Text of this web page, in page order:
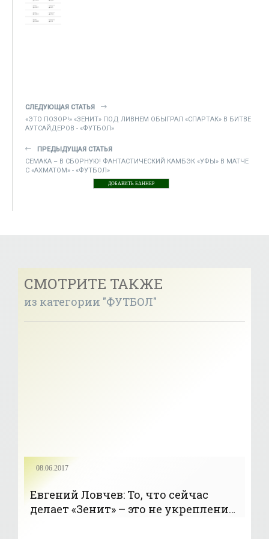
СЛЕДУЮЩАЯ СТАТЬЯ
«ЭТО ПОЗОР!» «ЗЕНИТ» ПОД ЛИВНЕМ ОБЫГРАЛ «СПАРТАК» В БИТВЕ
АУТСАЙДЕРОВ - «ФУТБОЛ»
ПРЕДЫДУЩАЯ СТАТЬЯ
СЕМАКА – В СБОРНУЮ! ФАНТАСТИЧЕСКИЙ КАМБЭК «УФЫ» В МАТЧЕ
С «АХМАТОМ» - «ФУТБОЛ»
ДОБАВИТЬ БАННЕР
СМОТРИТЕ ТАКЖЕ
из категории "ФУТБОЛ"
08.06.2017
Евгений Ловчев: То, что сейчас
делает «Зенит» – это не укрепление